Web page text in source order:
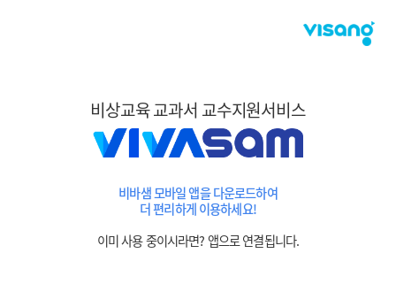
비상교육 교과서 교수지원서비스
비바샘 모바일 앱을 다운로드하여
더 편리하게 이용하세요!
이미 사용 중이시라면? 앱으로 연결됩니다.